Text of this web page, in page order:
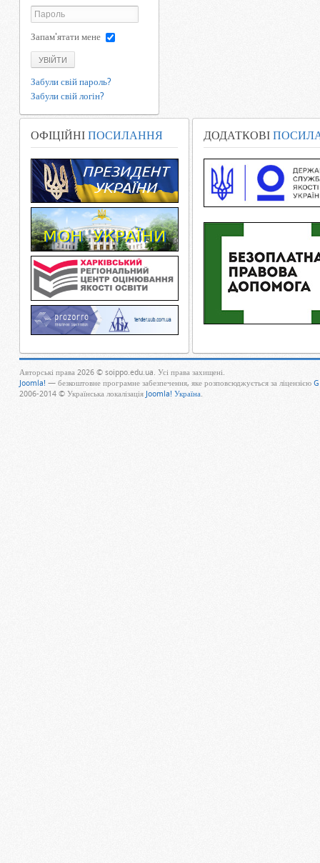
Запам'ятати мене
УВІЙТИ
Забули свій пароль?
Забули свій логін?
ОФІЦІЙНІ ПОСИЛАННЯ ДОДАТКОВІ
Авторські права 2026 © soippo.edu.ua. Усі права захищені.
Joomla! — безкоштовне програмне забезпечення, яке розповсюджується за ліцензією
2006-2014 © Українська локалізація Joomla! Україна.